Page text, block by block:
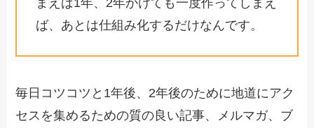
まえば1年、2年かけても一度作ってしまえ
ば、あとは仕組み化するだけなんです。
毎日コツコツと1年後、2年後のために地道にアク
セスを集めるための質の良い記事、メルマガ、ブ